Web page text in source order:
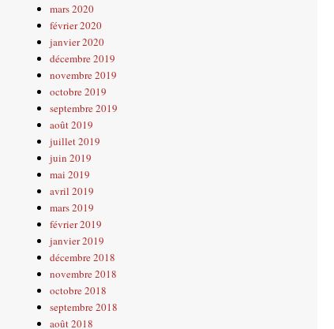
mars 2020
février 2020
janvier 2020
décembre 2019
novembre 2019
octobre 2019
septembre 2019
août 2019
juillet 2019
juin 2019
mai 2019
avril 2019
mars 2019
février 2019
janvier 2019
décembre 2018
novembre 2018
octobre 2018
septembre 2018
août 2018